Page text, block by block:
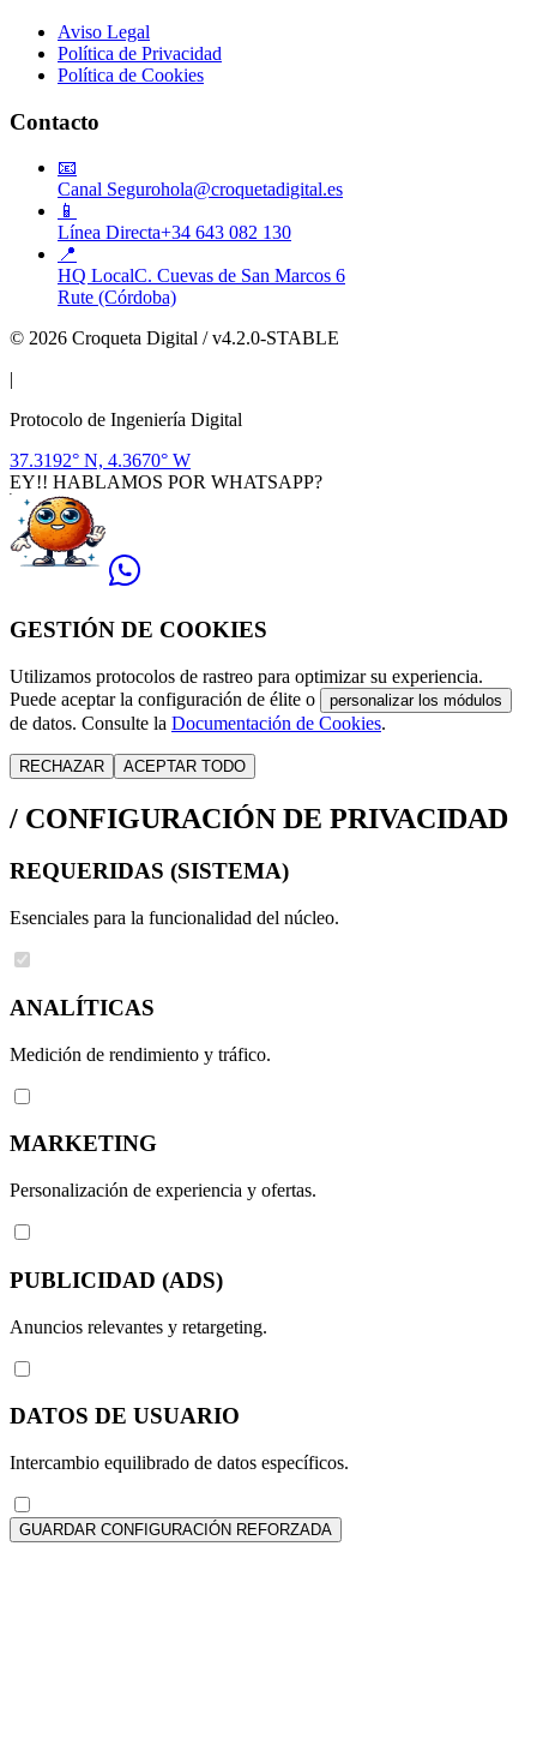
Aviso Legal
Política de Privacidad
Política de Cookies
Contacto
📧
Canal Segurohola@croquetadigital.es
📱
Línea Directa+34 643 082 130
📍
HQ LocalC. Cuevas de San Marcos 6
Rute (Córdoba)
© 2026 Croqueta Digital / v4.2.0-STABLE
|
Protocolo de Ingeniería Digital
37.3192° N, 4.3670° W
EY!! HABLAMOS POR WHATSAPP?
GESTIÓN DE COOKIES
Utilizamos protocolos de rastreo para optimizar su experiencia.
Puede aceptar la configuración de élite o
personalizar los módulos
de datos. Consulte la Documentación de Cookies.
RECHAZAR ACEPTAR TODO
/ CONFIGURACIÓN DE PRIVACIDAD
REQUERIDAS (SISTEMA)
Esenciales para la funcionalidad del núcleo.
ANALÍTICAS
Medición de rendimiento y tráfico.
MARKETING
Personalización de experiencia y ofertas.
PUBLICIDAD (ADS)
Anuncios relevantes y retargeting.
DATOS DE USUARIO
Intercambio equilibrado de datos específicos.
GUARDAR CONFIGURACIÓN REFORZADA